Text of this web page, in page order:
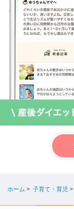
ホーム > 子育て・育児 >